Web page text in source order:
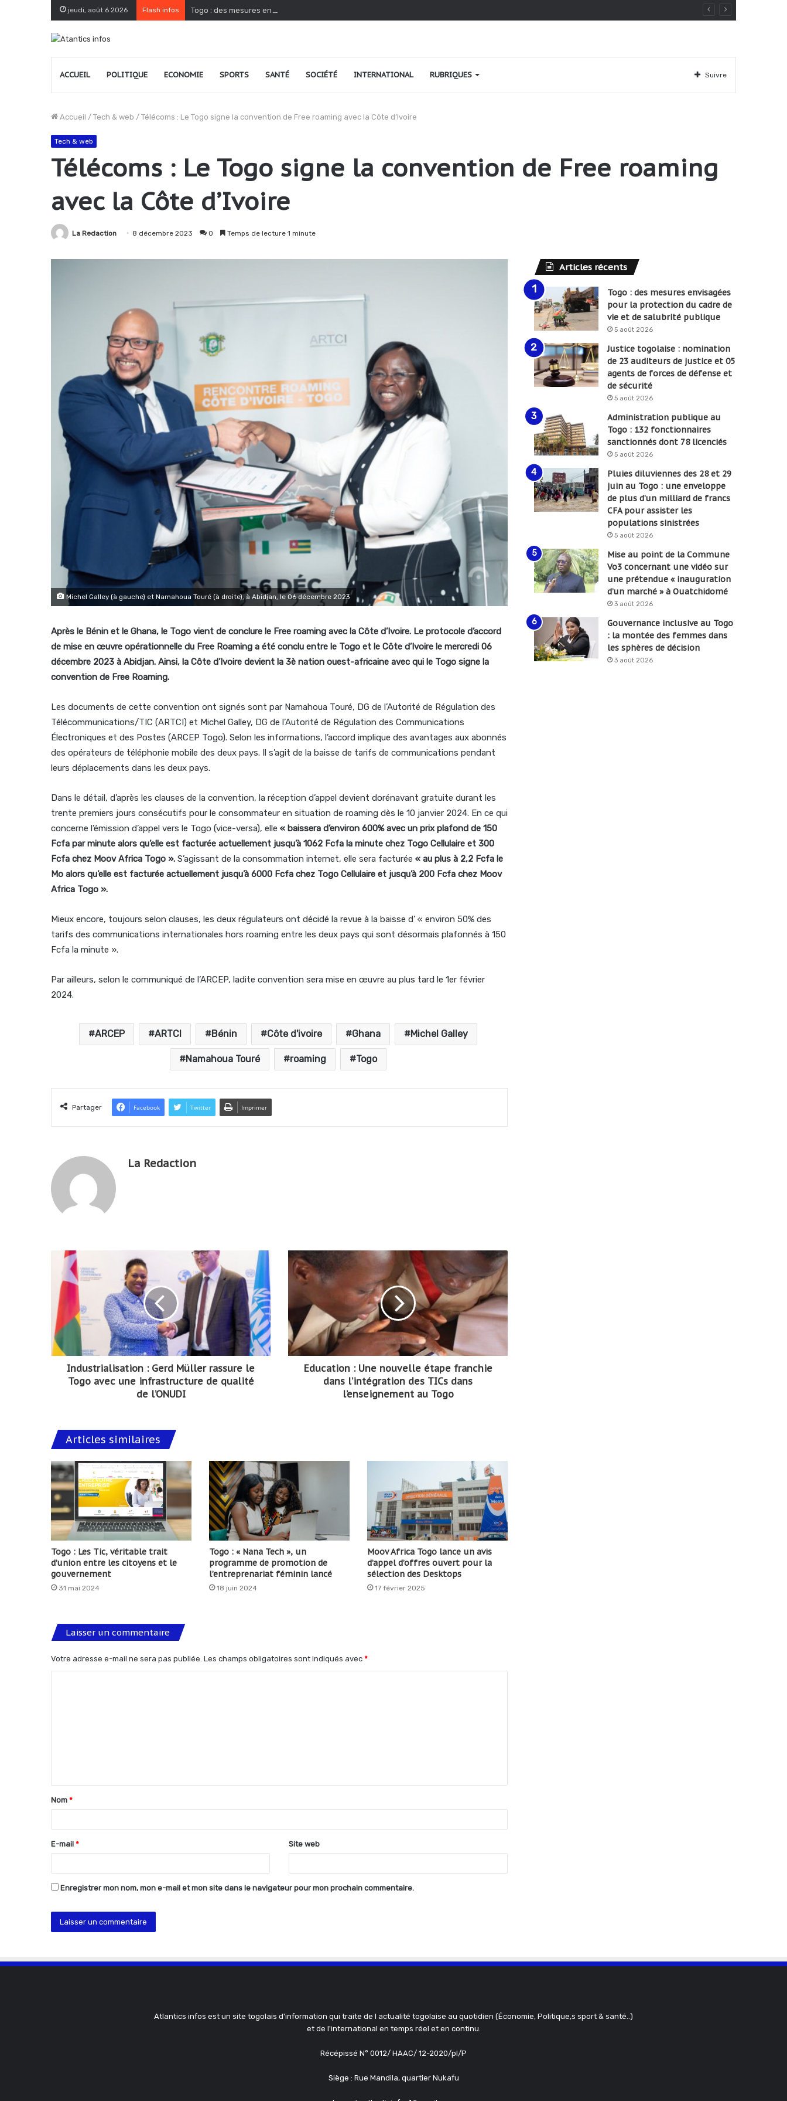
jeudi, août 6 2026 Flash infos Togo : des mesures envisagées pour la protection du cadre de vie et de salubrité publique
ACCUEIL POLITIQUE ECONOMIE SPORTS SANTÉ SOCIÉTÉ INTERNATIONAL RUBRIQUES Suivre
Accueil / Tech & web / Télécoms : Le Togo signe la convention de Free roaming avec la Côte d’Ivoire
Tech & web
Télécoms : Le Togo signe la convention de Free roaming
avec la Côte d’Ivoire
La Redaction 8 décembre 2023 0 Temps de lecture 1 minute
Michel Galley (à gauche) et Namahoua Touré (à droite), à Abidjan, le 06 décembre 2023
Après le Bénin et le Ghana, le Togo vient de conclure le Free roaming avec la Côte d’Ivoire. Le protocole d’accord
de mise en œuvre opérationnelle du Free Roaming a été conclu entre le Togo et le Côte d’Ivoire le mercredi 06
décembre 2023 à Abidjan. Ainsi, la Côte d’Ivoire devient la 3è nation ouest-africaine avec qui le Togo signe la
convention de Free Roaming.
Les documents de cette convention ont signés sont par Namahoua Touré, DG de l’Autorité de Régulation des
Télécommunications/TIC (ARTCI) et Michel Galley, DG de l’Autorité de Régulation des Communications
Électroniques et des Postes (ARCEP Togo). Selon les informations, l’accord implique des avantages aux abonnés
des opérateurs de téléphonie mobile des deux pays. Il s’agit de la baisse de tarifs de communications pendant
leurs déplacements dans les deux pays.
Dans le détail, d’après les clauses de la convention, la réception d’appel devient dorénavant gratuite durant les
trente premiers jours consécutifs pour le consommateur en situation de roaming dès le 10 janvier 2024. En ce qui
concerne l’émission d’appel vers le Togo (vice-versa), elle « baissera d’environ 600% avec un prix plafond de 150
Fcfa par minute alors qu’elle est facturée actuellement jusqu’à 1062 Fcfa la minute chez Togo Cellulaire et 300
Fcfa chez Moov Africa Togo ». S’agissant de la consommation internet, elle sera facturée « au plus à 2,2 Fcfa le
Mo alors qu’elle est facturée actuellement jusqu’à 6000 Fcfa chez Togo Cellulaire et jusqu’à 200 Fcfa chez Moov
Africa Togo ».
Mieux encore, toujours selon clauses, les deux régulateurs ont décidé la revue à la baisse d’ « environ 50% des
tarifs des communications internationales hors roaming entre les deux pays qui sont désormais plafonnés à 150
Fcfa la minute ».
Par ailleurs, selon le communiqué de l’ARCEP, ladite convention sera mise en œuvre au plus tard le 1er février
2024.
ARCEP ARTCI Bénin Côte d'ivoire Ghana Michel Galley
Namahoua Touré roaming Togo
Partager Facebook Twitter Imprimer
La Redaction
Industrialisation : Gerd Müller rassure le
Togo avec une infrastructure de qualité
de l’ONUDI
Education : Une nouvelle étape franchie
dans l’intégration des TICs dans
l’enseignement au Togo
Articles similaires
Togo : Les Tic, véritable trait
d’union entre les citoyens et le
gouvernement
31 mai 2024
Togo : « Nana Tech », un
programme de promotion de
l’entreprenariat féminin lancé
18 juin 2024
Moov Africa Togo lance un avis
d’appel d’offres ouvert pour la
sélection des Desktops
17 février 2025
Laisser un commentaire
Votre adresse e-mail ne sera pas publiée. Les champs obligatoires sont indiqués avec *
t
a
e
*
Nom *
E-mail * Site web
Enregistrer mon nom, mon e-mail et mon site dans le navigateur pour mon prochain commentaire.
Articles récents
Togo : des mesures envisagées
pour la protection du cadre de
vie et de salubrité publique
5 août 2026
Justice togolaise : nomination
de 23 auditeurs de justice et 05
agents de forces de défense et
de sécurité
5 août 2026
Administration publique au
Togo : 132 fonctionnaires
sanctionnés dont 78 licenciés
5 août 2026
Pluies diluviennes des 28 et 29
juin au Togo : une enveloppe
de plus d’un milliard de francs
CFA pour assister les
populations sinistrées
5 août 2026
Mise au point de la Commune
Vo3 concernant une vidéo sur
une prétendue « inauguration
d’un marché » à Ouatchidomé
3 août 2026
Gouvernance inclusive au Togo
: la montée des femmes dans
les sphères de décision
3 août 2026
Atlantics infos est un site togolais d'information qui traite de l actualité togolaise au quotidien (Économie, Politique,s sport & santé..)
et de l'international en temps réel et en continu.
Récépissé N° 0012/ HAAC/ 12-2020/pl/P
Siège : Rue Mandila, quartier Nukafu